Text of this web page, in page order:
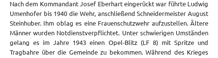
Nach dem Kommandant Josef Eberhart eingerückt war führte Ludwig
Umenhofer bis 1940 die Wehr, anschließend Schneidermeister August
Steinhuber. Ihm oblag es eine Frauenschutzwehr aufzustellen. Ältere
Männer wurden Notdienstverpflichtet. Unter schwierigen Umständen
gelang es im Jahre 1943 einen Opel-Blitz (LF 8) mit Spritze und
Tragbahre über die Gemeinde zu bekommen. Während des Krieges